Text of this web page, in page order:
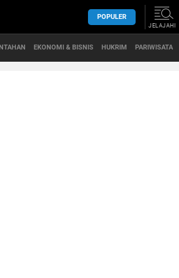
POPULER
JELAJAHI
EKONOMI & BISNIS HUKRIM PARIWISATA